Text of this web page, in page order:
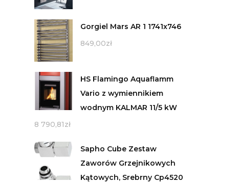
Gorgiel Mars AR 1 1741x746
849,00zł
HS Flamingo Aquaflamm
Vario z wymiennikiem
wodnym KALMAR 11/5 kW
8 790,81zł
Sapho Cube Zestaw
Zaworów Grzejnikowych
Kątowych, Srebrny Cp4520